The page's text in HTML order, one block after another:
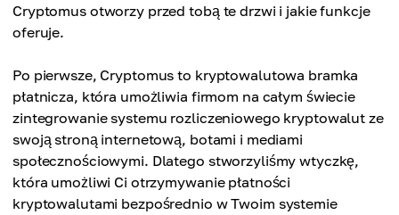
Cryptomus otworzy przed tobą te drzwi i jakie funkcje
oferuje.
Po pierwsze, Cryptomus to kryptowalutowa bramka
płatnicza, która umożliwia firmom na całym świecie
zintegrowanie systemu rozliczeniowego kryptowalut ze
swoją stroną internetową, botami i mediami
społecznościowymi. Dlatego stworzyliśmy wtyczkę,
która umożliwi Ci otrzymywanie płatności
kryptowalutami bezpośrednio w Twoim systemie